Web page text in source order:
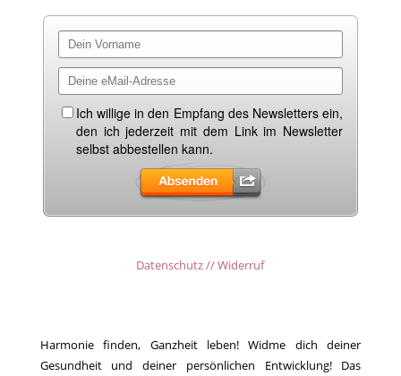
Datenschutz // Widerruf
Harmonie finden, Ganzheit leben! Widme dich deiner
Gesundheit und deiner persönlichen Entwicklung! Das